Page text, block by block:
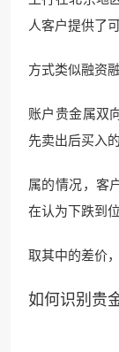
人客户提供了
方式类似融资
账户贵金属双
先卖出后买入
属的情况，客
在认为下跌到
取其中的差价
如何识别贵